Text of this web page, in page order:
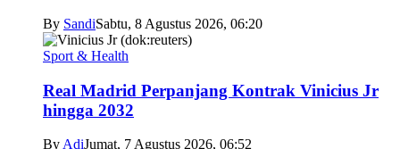
By SandiSabtu, 8 Agustus 2026, 06:20
Sport & Health
Real Madrid Perpanjang Kontrak Vinicius Jr
hingga 2032
By AdiJumat, 7 Agustus 2026, 06:52